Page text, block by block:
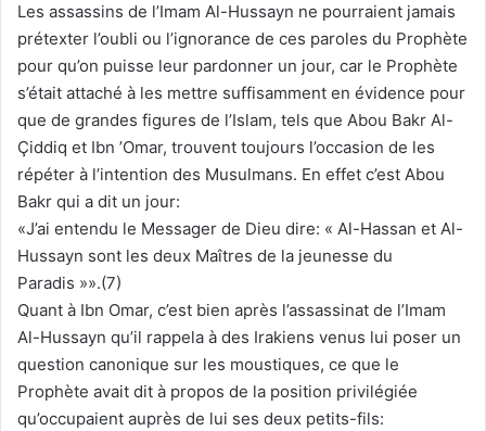
Les assassins de l’Imam Al-Hussayn ne pourraient jamais
prétexter l’oubli ou l’ignorance de ces paroles du Prophète
pour qu’on puisse leur pardonner un jour, car le Prophète
s’était attaché à les mettre suffisamment en évidence pour
que de grandes figures de l’Islam, tels que Abou Bakr Al-
Çiddiq et Ibn ’Omar, trouvent toujours l’occasion de les
répéter à l’intention des Musulmans. En effet c’est Abou
Bakr qui a dit un jour:
«J’ai entendu le Messager de Dieu dire: « Al-Hassan et Al-
Hussayn sont les deux Maîtres de la jeunesse du
Paradis »».(7)
Quant à Ibn Omar, c’est bien après l’assassinat de l’Imam
Al-Hussayn qu’il rappela à des Irakiens venus lui poser un
question canonique sur les moustiques, ce que le
Prophète avait dit à propos de la position privilégiée
qu’occupaient auprès de lui ses deux petits-fils: